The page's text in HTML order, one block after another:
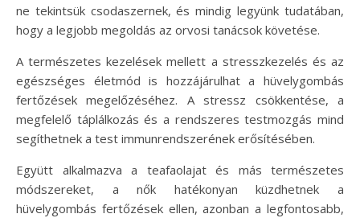
ne tekintsük csodaszernek, és mindig legyünk tudatában,
hogy a legjobb megoldás az orvosi tanácsok követése.
A természetes kezelések mellett a stresszkezelés és az
egészséges életmód is hozzájárulhat a hüvelygombás
fertőzések megelőzéséhez. A stressz csökkentése, a
megfelelő táplálkozás és a rendszeres testmozgás mind
segíthetnek a test immunrendszerének erősítésében.
Együtt alkalmazva a teafaolajat és más természetes
módszereket, a nők hatékonyan küzdhetnek a
hüvelygombás fertőzések ellen, azonban a legfontosabb,